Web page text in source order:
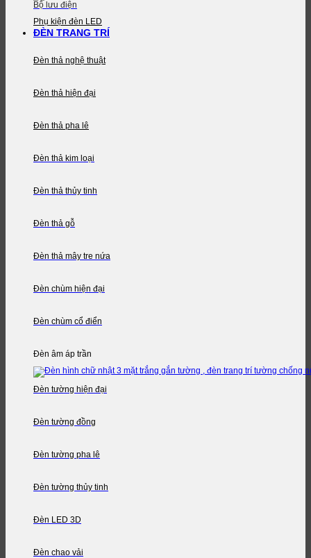
Bộ lưu điện
Phụ kiện đèn LED
ĐÈN TRANG TRÍ
Đèn thả nghệ thuật
Đèn thả hiện đại
Đèn thả pha lê
Đèn thả kim loại
Đèn thả thủy tinh
Đèn thả gỗ
Đèn thả mây tre nứa
Đèn chùm hiện đại
Đèn chùm cổ điển
Đèn âm áp trần
Đèn tường hiện đại
Đèn tường đồng
Đèn tường pha lê
Đèn tường thủy tinh
Đèn LED 3D
Đèn chao vải